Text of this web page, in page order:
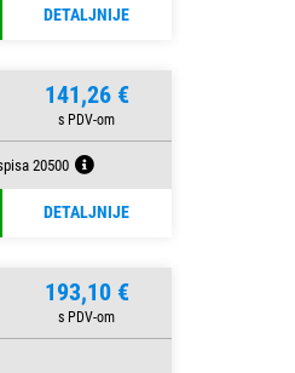
DETALJNIJE
141,26 €
20500
DETALJNIJE
193,10 €